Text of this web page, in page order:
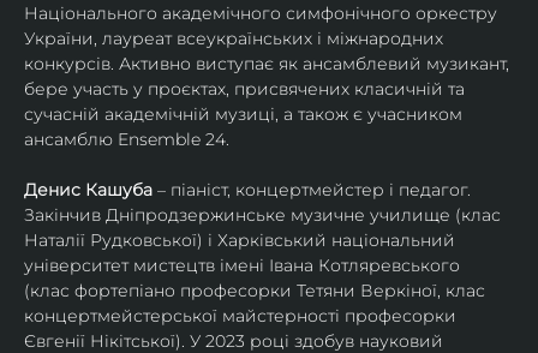
Національного академічного симфонічного оркестру
України, лауреат всеукраїнських і міжнародних
конкурсів. Активно виступає як ансамблевий музикант,
бере участь у проєктах, присвячених класичній та
сучасній академічній музиці, а також є учасником
ансамблю Ensemble 24.
Денис Кашуба – піаніст, концертмейстер і педагог.
Закінчив Дніпродзержинське музичне училище (клас
Наталії Рудковської) і Харківський національний
університет мистецтв імені Івана Котляревського
(клас фортепіано професорки Тетяни Веркіної, клас
концертмейстерської майстерності професорки
Євгенії Нікітської). У 2023 році здобув науковий